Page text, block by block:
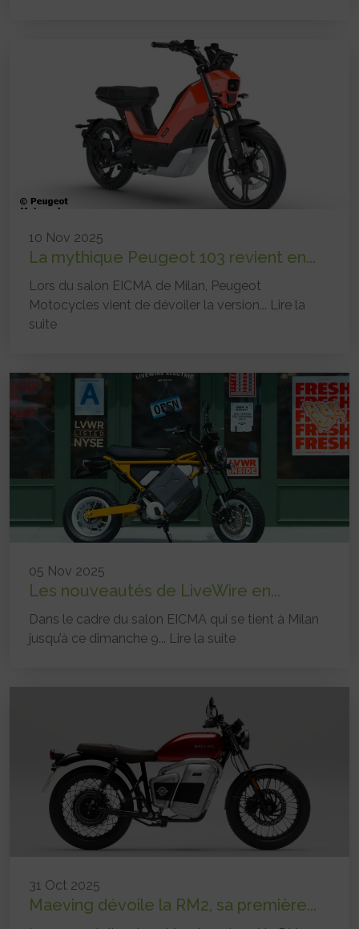
10 Nov 2025
La mythique Peugeot 103 revient en...
Lors du salon EICMA de Milan, Peugeot
Motocycles vient de dévoiler la version... Lire la
suite
05 Nov 2025
Les nouveautés de LiveWire en...
Dans le cadre du salon EICMA qui se tient à Milan
jusqu’à ce dimanche 9... Lire la suite
31 Oct 2025
Maeving dévoile la RM2, sa première...